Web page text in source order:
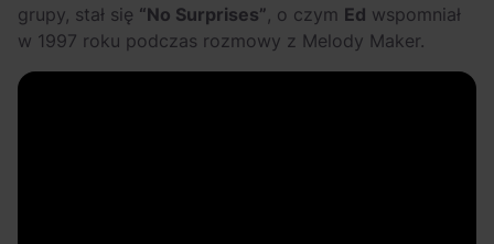
grupy, stał się “No Surprises” , o czym Ed wspomniał
w 1997 roku podczas rozmowy z Melody Maker.